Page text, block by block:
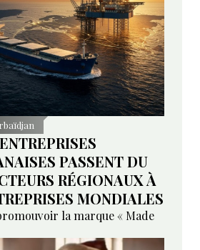
PASSENT DU
RÉGIONAUX À
MONDIALES
la marque « Made